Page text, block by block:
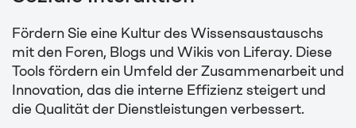
Fördern Sie eine Kultur des Wissensaustauschs
mit den Foren, Blogs und Wikis von Liferay. Diese
Tools fördern ein Umfeld der Zusammenarbeit und
Innovation, das die interne Effizienz steigert und
die Qualität der Dienstleistungen verbessert.